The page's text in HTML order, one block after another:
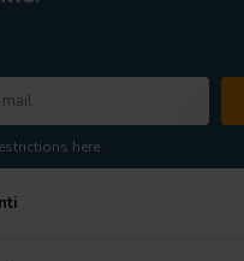
here